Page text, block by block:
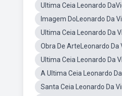
Ultima Ceia Leonardo
Imagem DoLeonardo Da
Ultima Ceia Leonardo Da
Obra De ArteLeonardo Da
Ultima Ceia Leonardo Da
A Ultima Ceia Leonardo
Santa Ceia Leonardo Da